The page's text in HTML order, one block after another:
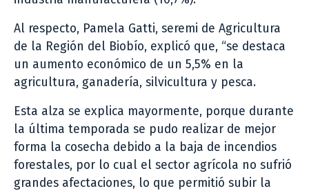
Al respecto, Pamela Gatti, seremi de Agricultura
de la Región del Biobío, explicó que, “se destaca
un aumento económico de un 5,5% en la
agricultura, ganadería, silvicultura y pesca.
Esta alza se explica mayormente, porque durante
la última temporada se pudo realizar de mejor
forma la cosecha debido a la baja de incendios
forestales, por lo cual el sector agrícola no sufrió
grandes afectaciones, lo que permitió subir la